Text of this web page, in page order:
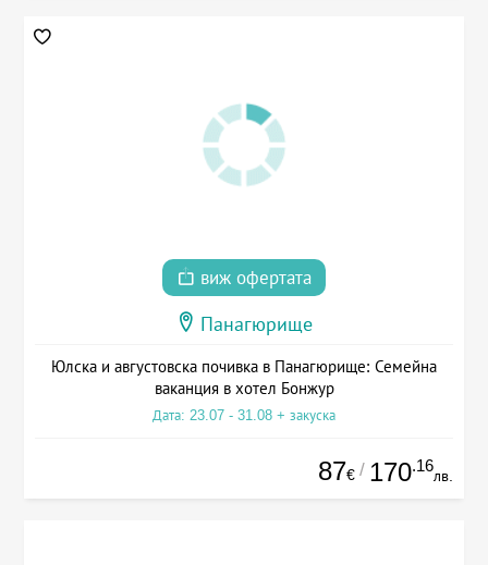
виж офертата
Панагюрище
Юлска и августовска почивка в Панагюрище: Семейна
ваканция в хотел Бонжур
Дата: 23.07 - 31.08 + закуска
87€ / 170.16
лв.